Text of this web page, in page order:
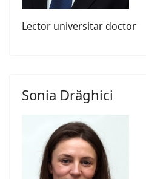
Lector universitar doctor
Sonia Drăghici